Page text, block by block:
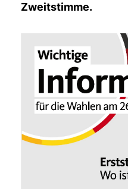
Zweitstimme.